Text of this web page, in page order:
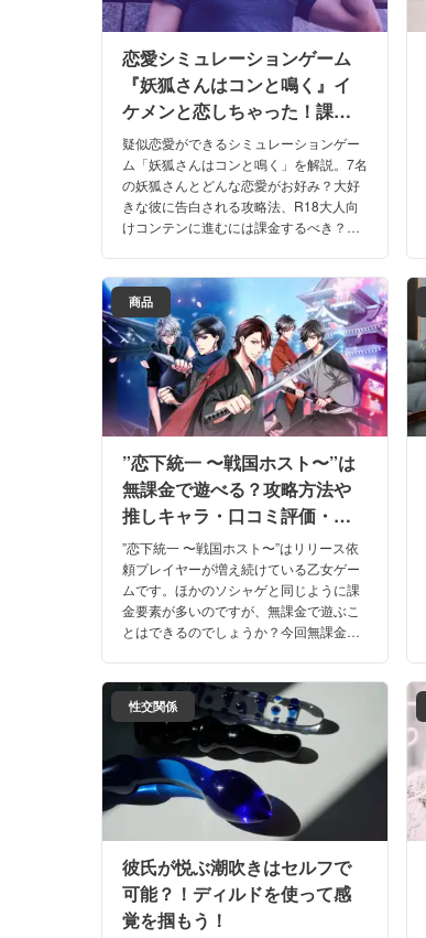
恋愛シミュレーションゲーム
『妖狐さんはコンと鳴く』イ
ケメンと恋しちゃった！課金
情報・口コミは？
疑似恋愛ができるシミュレーションゲー
ム「妖狐さんはコンと鳴く」を解説。7名
の妖狐さんとどんな恋愛がお好み？大好
きな彼に告白される攻略法、R18大人向
けコンテンに進むには課金するべき？
介！
商品
”恋下統一 〜戦国ホスト〜”は
無課金で遊べる？攻略方法や
推しキャラ・口コミ評価・体
験談を網羅！
”恋下統一 〜戦国ホスト〜”はリリース依
頼プレイヤーが増え続けている乙女ゲー
ムです。ほかのソシャゲと同じように課
金要素が多いのですが、無課金で遊ぶこ
とはできるのでしょうか？今回無課金で
性交関係
彼氏が悦ぶ潮吹きはセルフで
可能？！ディルドを使って感
覚を掴もう！